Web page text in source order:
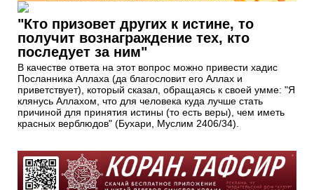
"Кто призовет других к истине, то
получит вознаграждение тех, кто
последует за ним"
В качестве ответа на этот вопрос можно привести хадис
Посланника Аллаха (да благословит его Аллах и
приветствует), который сказал, обращаясь к своей умме: "Я
клянусь Аллахом, что для человека куда лучше стать
причиной для принятия истины (то есть веры), чем иметь
красных верблюдов" (Бухари, Муслим 2406/34).